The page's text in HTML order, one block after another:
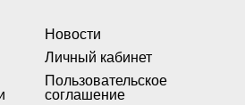
Новости
Личный кабинет
Пользовательское
соглашение